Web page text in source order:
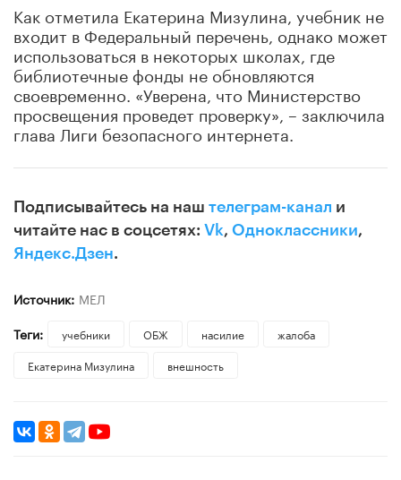
Как отметила Екатерина Мизулина, учебник не
входит в Федеральный перечень, однако может
использоваться в некоторых школах, где
библиотечные фонды не обновляются
своевременно. «Уверена, что Министерство
просвещения проведет проверку», – заключила
глава Лиги безопасного интернета.
Подписывайтесь на наш телеграм-канал и
читайте нас в соцсетях: Vk, Одноклассники,
Яндекс.Дзен.
Источник: МЕЛ
Теги:
учебники ОБЖ насилие
жалоба
Екатерина Мизулина
внешность